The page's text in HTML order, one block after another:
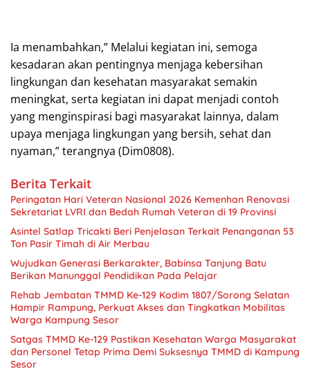
Ia menambahkan,” Melalui kegiatan ini, semoga
kesadaran akan pentingnya menjaga kebersihan
lingkungan dan kesehatan masyarakat semakin
meningkat, serta kegiatan ini dapat menjadi contoh
yang menginspirasi bagi masyarakat lainnya, dalam
upaya menjaga lingkungan yang bersih, sehat dan
nyaman,” terangnya (Dim0808).
Berita Terkait
Peringatan Hari Veteran Nasional 2026 Kemenhan Renovasi
Sekretariat LVRI dan Bedah Rumah Veteran di 19 Provinsi
Asintel Satlap Tricakti Beri Penjelasan Terkait Penanganan 53
Ton Pasir Timah di Air Merbau
Wujudkan Generasi Berkarakter, Babinsa Tanjung Batu
Berikan Manunggal Pendidikan Pada Pelajar
Rehab Jembatan TMMD Ke-129 Kodim 1807/Sorong Selatan
Hampir Rampung, Perkuat Akses dan Tingkatkan Mobilitas
Warga Kampung Sesor
Satgas TMMD Ke-129 Pastikan Kesehatan Warga Masyarakat
dan Personel Tetap Prima Demi Suksesnya TMMD di Kampung
Sesor